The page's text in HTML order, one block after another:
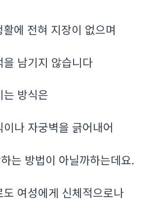
에 전혀 지장이 없으며
남기지 않습니다
방식은
나 자궁벽을 긁어내어
는 방법이 아닐까하는데요.
여성에게 신체적으로나